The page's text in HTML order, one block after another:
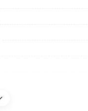
сети